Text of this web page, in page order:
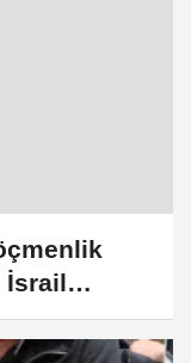
İsrail
kullanıyor